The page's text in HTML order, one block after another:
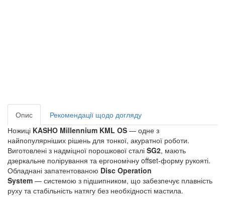
Опис
Рекомендації щодо догляду
Ножиці KASHO Millennium KML OS — одне з
найпопулярніших рішень для тонкої, акуратної роботи.
Виготовлені з надміцної порошкової сталі SG2, мають
дзеркальне полірування та ергономічну offset-форму рукояті.
Обладнані запатентованою Disc Operation
System — системою з підшипником, що забезпечує плавність
руху та стабільність натягу без необхідності мастила.